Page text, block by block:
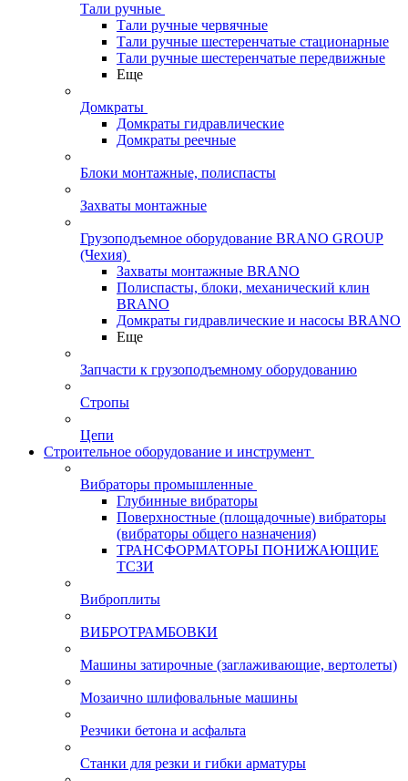
Тали ручные
Тали ручные червячные
Тали ручные шестеренчатые стационарные
Тали ручные шестеренчатые передвижные
Еще
Домкраты
Домкраты гидравлические
Домкраты реечные
Блоки монтажные, полиспасты
Захваты монтажные
Грузоподъемное оборудование BRANO GROUP
(Чехия)
Захваты монтажные BRANO
Полиспасты, блоки, механический клин
BRANO
Домкраты гидравлические и насосы BRANO
Еще
Запчасти к грузоподъемному оборудованию
Стропы
Цепи
Строительное оборудование и инструмент
Вибраторы промышленные
Глубинные вибраторы
Поверхностные (площадочные) вибраторы
(вибраторы общего назначения)
ТРАНСФОРМАТОРЫ ПОНИЖАЮЩИЕ
ТСЗИ
Виброплиты
ВИБРОТРАМБОВКИ
Машины затирочные (заглаживающие, вертолеты)
Мозаично шлифовальные машины
Резчики бетона и асфальта
Станки для резки и гибки арматуры